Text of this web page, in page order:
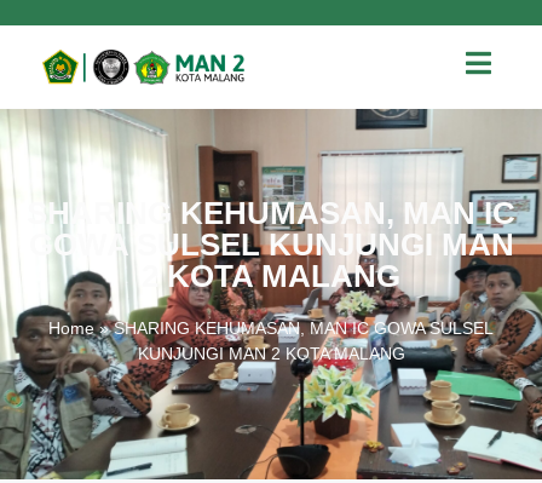
SHARING KEHUMASAN, MAN IC
GOWA SULSEL KUNJUNGI MAN
2 KOTA MALANG
Home»SHARING KEHUMASAN, MAN IC GOWA SULSEL
KUNJUNGI MAN 2 KOTA MALANG